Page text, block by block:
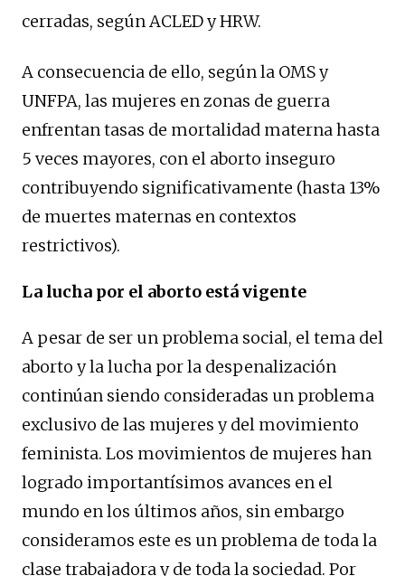
cerradas, según ACLED y HRW.
A consecuencia de ello, según la OMS y
UNFPA, las mujeres en zonas de guerra
enfrentan tasas de mortalidad materna hasta
5 veces mayores, con el aborto inseguro
contribuyendo significativamente (hasta 13%
de muertes maternas en contextos
restrictivos).
La lucha por el aborto está vigente
A pesar de ser un problema social, el tema del
aborto y la lucha por la despenalización
continúan siendo consideradas un problema
exclusivo de las mujeres y del movimiento
feminista. Los movimientos de mujeres han
logrado importantísimos avances en el
mundo en los últimos años, sin embargo
consideramos este es un problema de toda la
clase trabajadora y de toda la sociedad. Por